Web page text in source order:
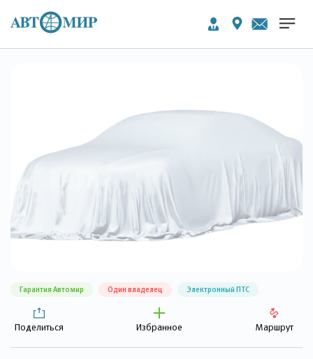
Гарантия Автомир Один владелец Электронный ПТС
Поделиться Избранное Маршрут